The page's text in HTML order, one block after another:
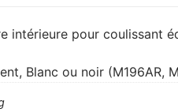
intérieure pour coulissant
Blanc ou noir (M196AR,